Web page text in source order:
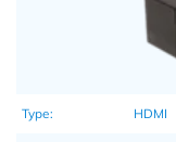
Type: HDMI